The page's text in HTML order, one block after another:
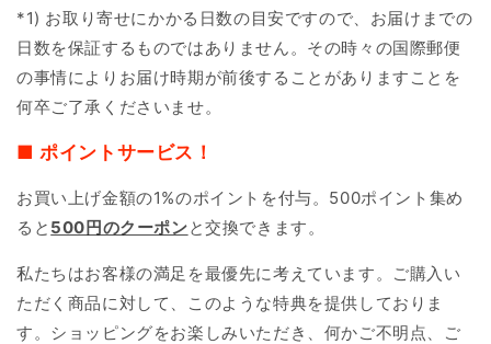
*1) お取り寄せにかかる日数の目安ですので、お届けまでの
日数を保証するものではありません。その時々の国際郵便
の事情によりお届け時期が前後することがありますことを
何卒ご了承くださいませ。
■ ポイントサービス！
お買い上げ金額の1%のポイントを付与。500ポイント集め
ると 500円のクーポンと交換できます。
私たちはお客様の満足を最優先に考えています。ご購入い
ただく商品に対して、このような特典を提供しておりま
す。ショッピングをお楽しみいただき、何かご不明点、ご